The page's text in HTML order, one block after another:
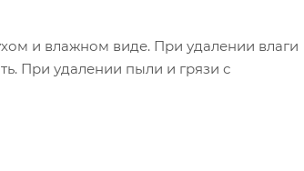
и влажном виде. При удалении влаги
При удалении пыли и грязи с